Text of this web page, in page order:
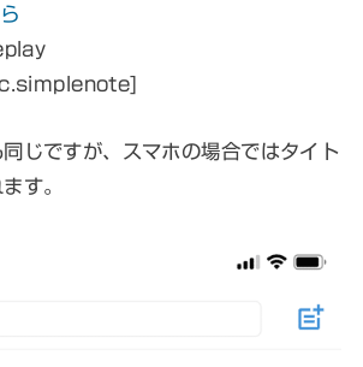
じですが、スマホの場合ではタイト
す。